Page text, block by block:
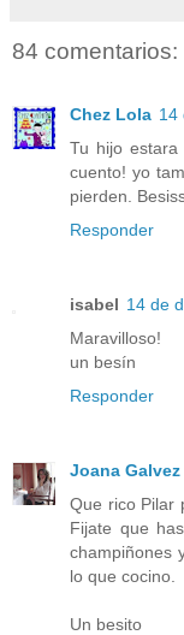
84 comentarios:
Chez Lola 14
Tu hijo
cuento! yo
pierden.
Responder
isabel 14 de
Maravilloso!
un besín
Responder
Joana Galvez
Que rico Pilar
Fijate que
champiñones
lo que cocino.
Un besito